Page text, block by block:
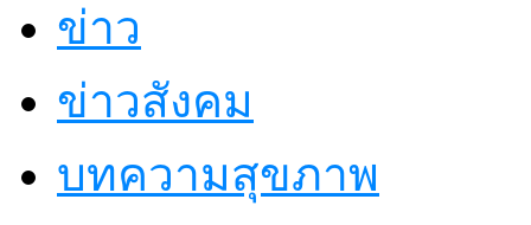
ข่าว
ข่าวสังคม
บทความสุขภาพ